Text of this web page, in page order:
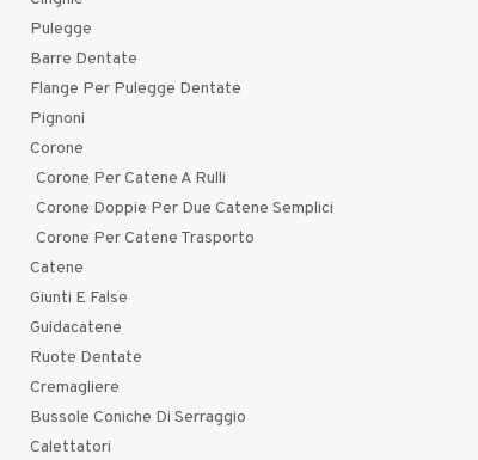
Pulegge
Barre Dentate
Flange Per Pulegge Dentate
Pignoni
Corone
Corone Per Catene A Rulli
Corone Doppie Per Due Catene Semplici
Corone Per Catene Trasporto
Catene
Giunti E False
Guidacatene
Ruote Dentate
Cremagliere
Bussole Coniche Di Serraggio
Calettatori